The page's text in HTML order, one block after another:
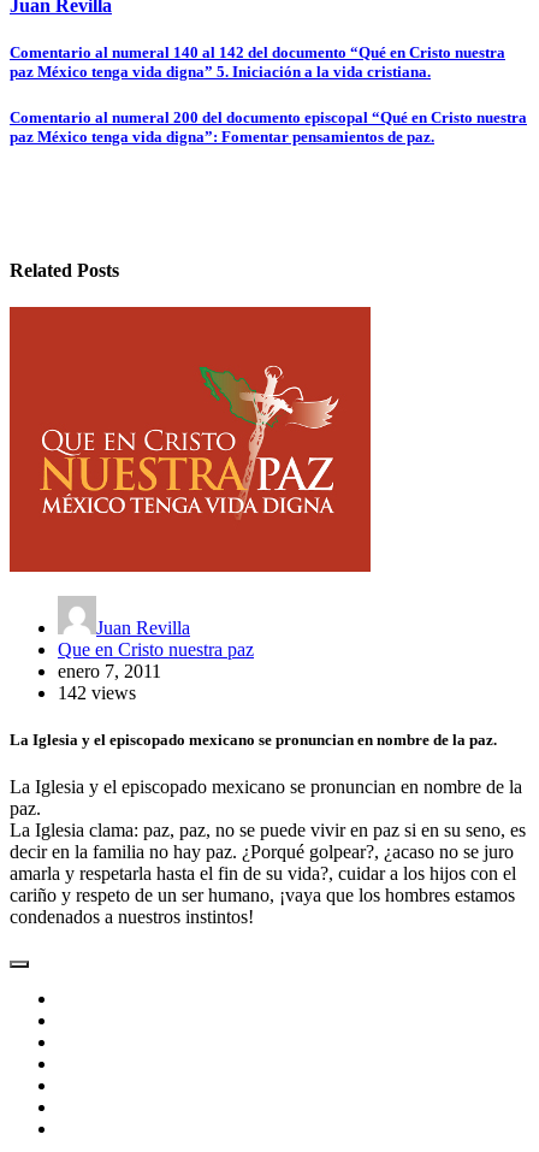
Juan Revilla
Navegación
de
entradas
Comentario al numeral 140 al 142 del documento “Qué en Cristo nuestra
paz México tenga vida digna” 5. Iniciación a la vida cristiana.
Comentario al numeral 200 del documento episcopal “Qué en Cristo nuestra
paz México tenga vida digna”: Fomentar pensamientos de paz.
Related Posts
Juan Revilla
Que en Cristo nuestra paz
enero 7, 2011
142 views
La Iglesia y el episcopado mexicano se pronuncian en nombre de la paz.
La Iglesia y el episcopado mexicano se pronuncian en nombre de la
paz.
La Iglesia clama: paz, paz, no se puede vivir en paz si en su seno, es
decir en la familia no hay paz. ¿Porqué golpear?, ¿acaso no se juro
amarla y respetarla hasta el fin de su vida?, cuidar a los hijos con el
cariño y respeto de un ser humano, ¡vaya que los hombres estamos
condenados a nuestros instintos!